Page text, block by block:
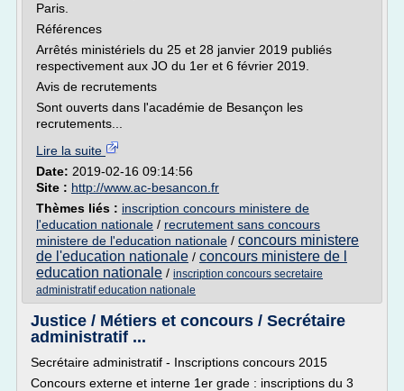
Paris.
Références
Arrêtés ministériels du 25 et 28 janvier 2019 publiés
respectivement aux JO du 1er et 6 février 2019.
Avis de recrutements
Sont ouverts dans l'académie de Besançon les
recrutements...
Lire la suite
Date: 2019-02-16 09:14:56
Site : http://www.ac-besancon.fr
Thèmes liés : inscription concours ministere de
l'education nationale / recrutement sans concours
ministere de l'education nationale / concours ministere
de l'education nationale / concours ministere de l
education nationale / inscription concours secretaire
administratif education nationale
Justice / Métiers et concours / Secrétaire
administratif ...
Secrétaire administratif - Inscriptions concours 2015
Concours externe et interne 1er grade : inscriptions du 3